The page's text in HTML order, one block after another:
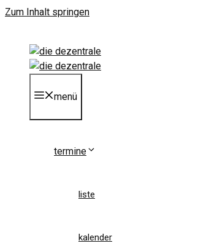
Zum Inhalt springen
menü
termine
liste
kalender